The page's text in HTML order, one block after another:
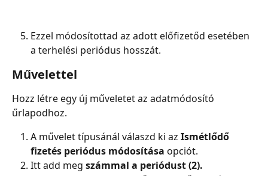
Ezzel módosítottad az adott előfizetőd esetében
a terhelési periódus hosszát.
Művelettel
Hozz létre egy új műveletet az adatmódosító
űrlapodhoz.
A művelet típusánál válaszd ki az Ismétlődő
fizetés periódus módosítása opciót.
Itt add meg számmal a periódust (2).